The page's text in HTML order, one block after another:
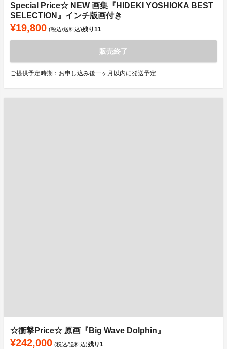
Special Price☆ NEW 画集『HIDEKI YOSHIOKA BEST
SELECTION』インチ版画付き
¥19,800 (税込/送料込)残り11
販売終了
ご提供予定時期：お申し込み後一ヶ月以内に発送予定
☆衝撃Price☆ 原画『Big Wave Dolphin』
¥242,000 (税込/送料込)残り1